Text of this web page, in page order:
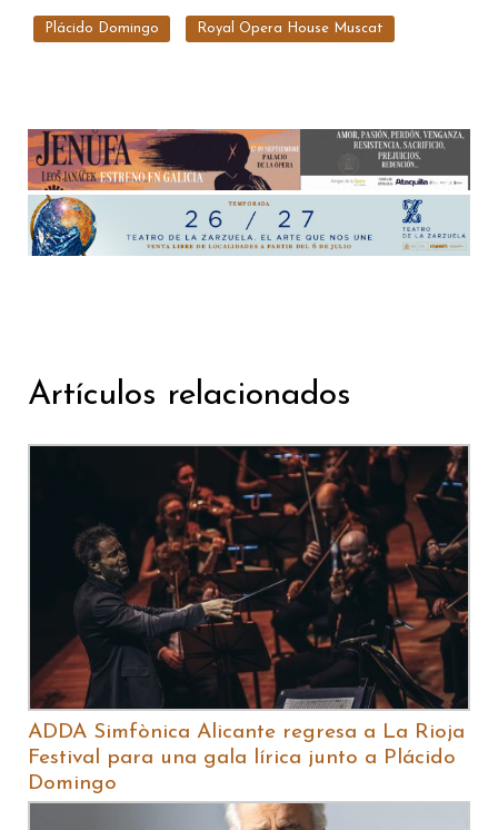
Plácido Domingo Royal Opera House Muscat
Artículos relacionados
ADDA Simfònica Alicante regresa a La Rioja
Festival para una gala lírica junto a Plácido
Domingo